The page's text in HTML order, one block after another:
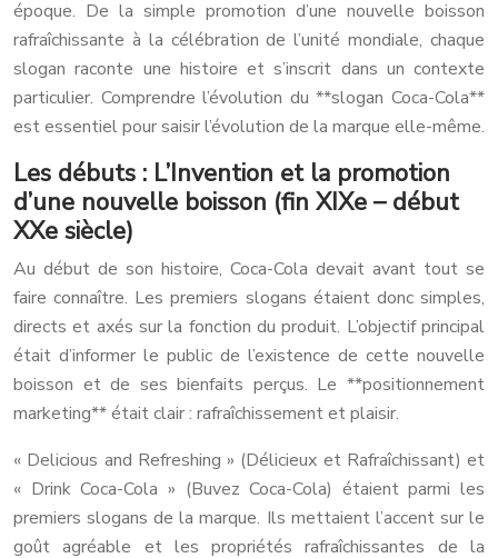
époque. De la simple promotion d’une nouvelle boisson
rafraîchissante à la célébration de l’unité mondiale, chaque
slogan raconte une histoire et s’inscrit dans un contexte
particulier. Comprendre l’évolution du **slogan Coca-Cola**
est essentiel pour saisir l’évolution de la marque elle-même.
Les débuts : L’Invention et la promotion
d’une nouvelle boisson (fin XIXe – début
XXe siècle)
Au début de son histoire, Coca-Cola devait avant tout se
faire connaître. Les premiers slogans étaient donc simples,
directs et axés sur la fonction du produit. L’objectif principal
était d’informer le public de l’existence de cette nouvelle
boisson et de ses bienfaits perçus. Le **positionnement
marketing** était clair : rafraîchissement et plaisir.
« Delicious and Refreshing » (Délicieux et Rafraîchissant) et
« Drink Coca-Cola » (Buvez Coca-Cola) étaient parmi les
premiers slogans de la marque. Ils mettaient l’accent sur le
goût agréable et les propriétés rafraîchissantes de la